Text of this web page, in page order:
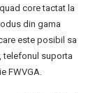
core tactat la
din gama
este posibil sa
telefonul suporta
FWVGA.